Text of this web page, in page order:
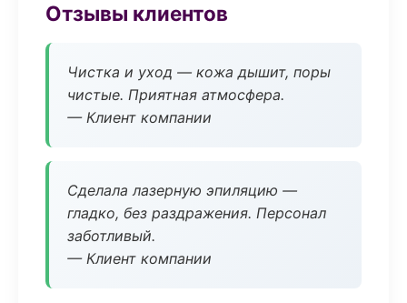
Отзывы клиентов
Чистка и уход — кожа дышит, поры
чистые. Приятная атмосфера.
— Клиент компании
Сделала лазерную эпиляцию —
гладко, без раздражения. Персонал
заботливый.
— Клиент компании